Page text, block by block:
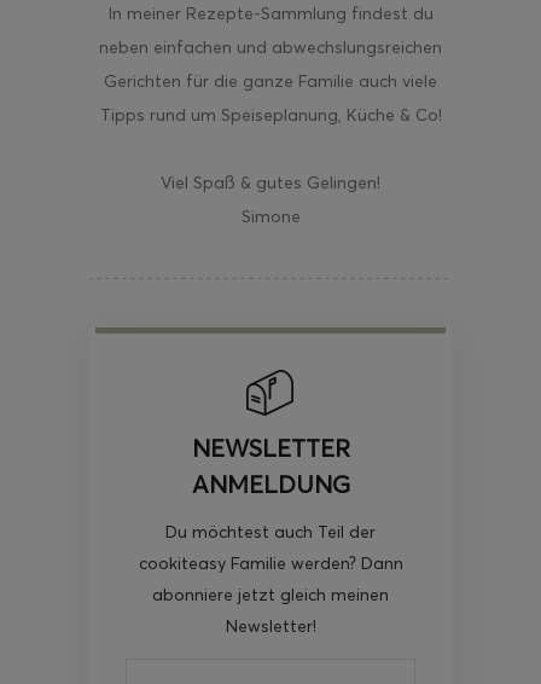
In meiner Rezepte-Sammlung findest du
neben einfachen und abwechslungsreichen
Gerichten für die ganze Familie auch viele
Tipps rund um Speiseplanung, Küche & Co!
Viel Spaß & gutes Gelingen!
Simone
NEWSLETTER
ANMELDUNG
Du möchtest auch Teil der
cookiteasy Familie werden? Dann
abonniere jetzt gleich meinen
Newsletter!